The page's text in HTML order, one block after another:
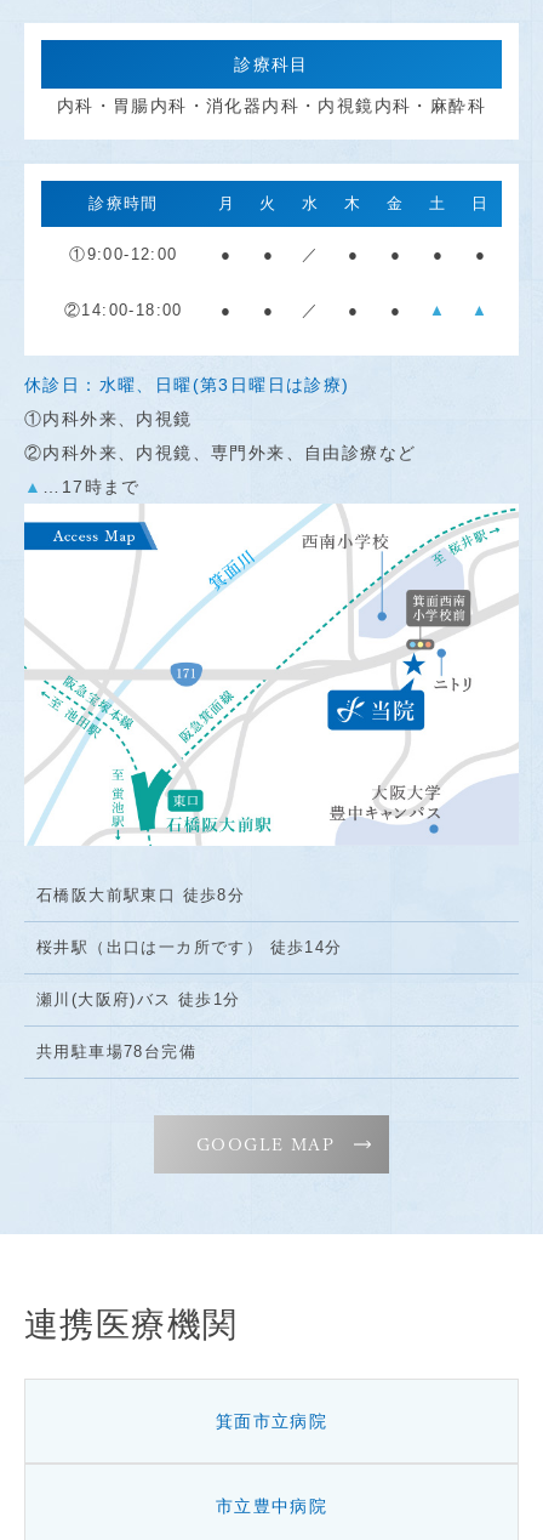
診療科目
内科・胃腸内科・消化器内科・内視鏡内科・麻酔科
診療時間 月 火 水 木 金 土 日
①9:00-12:00 ● ● ／ ● ● ● ●
②14:00-18:00 ● ● ／ ● ● ▲ ▲
休診日：水曜、日曜(第3日曜日は診療)
①内科外来、内視鏡
②内科外来、内視鏡、専門外来、自由診療など
▲
…17時まで
石橋阪大前駅東口 徒歩8分
桜井駅（出口は一カ所です） 徒歩14分
瀬川(大阪府)バス 徒歩1分
共用駐車場78台完備
GOOGLE MAP
連携医療機関
箕面市立病院
市立豊中病院